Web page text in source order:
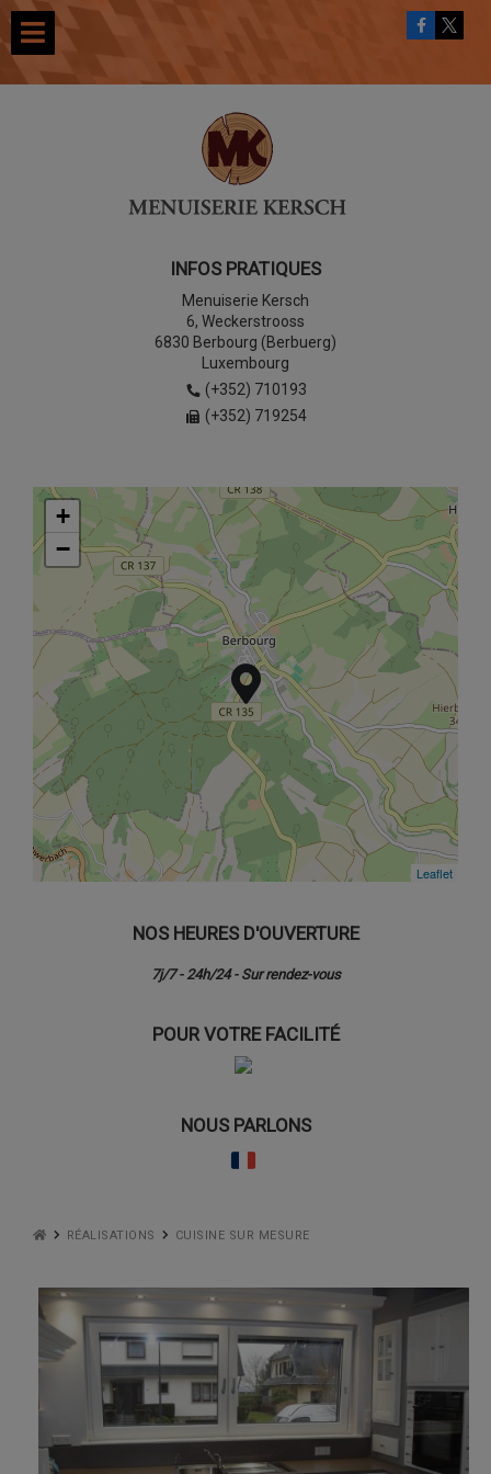
INFOS PRATIQUES
Menuiserie Kersch
6, Weckerstrooss
6830 Berbourg (Berbuerg)
Luxembourg
(+352) 710193
(+352) 719254
+
−
Leaflet
+
−
Leaflet
NOS HEURES D'OUVERTURE
7j/7 - 24h/24 - Sur rendez-vous
POUR VOTRE FACILITÉ
NOUS PARLONS
RÉALISATIONS CUISINE SUR MESURE